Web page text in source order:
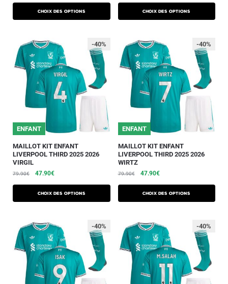
Choix des options Choix des options
ENFANT
-40%
MAILLOT KIT ENFANT
LIVERPOOL THIRD 2025 2026
VIRGIL
79.90€ 47.90€
Choix des options
ENFANT
-40%
MAILLOT KIT ENFANT
LIVERPOOL THIRD 2025 2026
WIRTZ
79.90€ 47.90€
Choix des options
-40% -40%